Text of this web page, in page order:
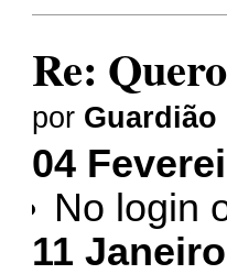
Re:
por Guardião
04
No login
11